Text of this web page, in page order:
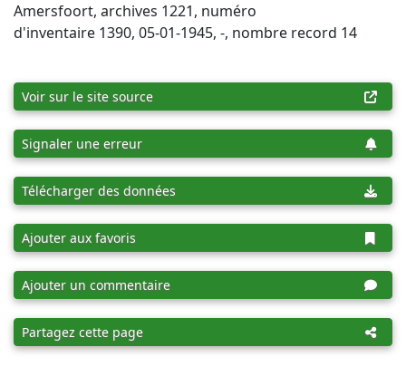
Amersfoort, archives 1221, numéro
d'inventaire 1390, 05-01-1945, -, nombre record 14
Voir sur le site source
Signaler une erreur
Télécharger des données
Ajouter aux favoris
Ajouter un commentaire
Partagez cette page